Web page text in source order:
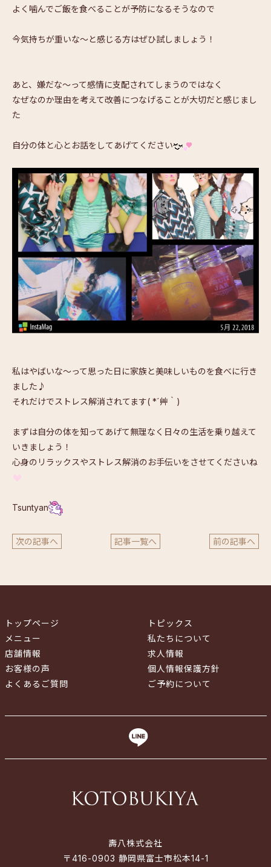
よく噛んでご飯を食べることが予防になるそうなので
今気持ちが重いな～と感じる方はぜひ試しましょう！
あと、嫌だな～って感情に支配されてしまうのではなく
なぜなのか理由を考えて改善につなげることが大切だと感じまし
た
自分の体と心とお話をしてあげてください
私はやばいな～って思った日に家族と美味しいものを食べに行き
ました♪
それだけでストレス解消されてます( *´艸｀)
まずは自分の体を知ってあげて無理なく日々の生活を乗り越えて
いきましょう！
心身のリラックスやストレス解消のお手伝いをさせてくださいね
Tsuntyan
次の記事へ 記事一覧へ 前の記事へ
トップページ
メニュー
店舗情報
お客様の声
よくあるご質問
トピックス
私たちについて
求人情報
個人情報保護方針
ご予約について
壽八株式会社
〒416-0903 静岡県富士市松本14-1